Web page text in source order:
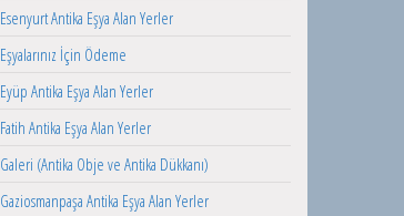
Esenyurt Antika Eşya Alan Yerler
Eşyalarınız İçin Ödeme
Eyüp Antika Eşya Alan Yerler
Fatih Antika Eşya Alan Yerler
Galeri (Antika Obje ve Antika Dükkanı)
Gaziosmanpaşa Antika Eşya Alan Yerler